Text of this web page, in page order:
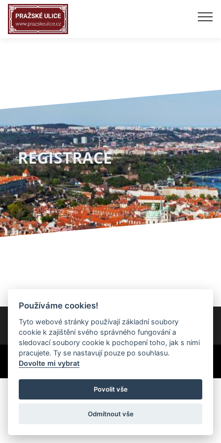
REGISTRACE
Created byRoman Kunert and his team| Powered by
Supported byAkademie AI
Používáme cookies!
Tyto webové stránky používají základní soubory
cookie k zajištění svého správného fungování a
sledovací soubory cookie k pochopení toho, jak s nimi
pracujete. Ty se nastavují pouze po souhlasu.
Dovolte mi vybrat
Povolit vše
Odmítnout vše